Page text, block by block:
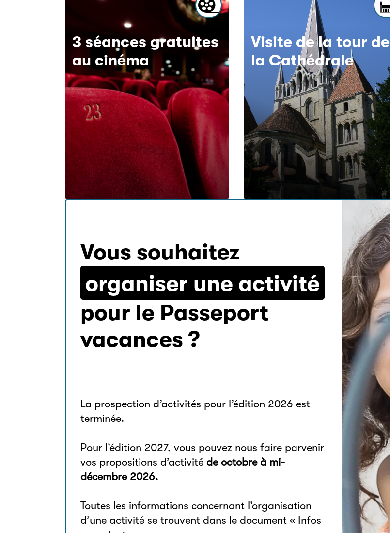
Vous souhaitez
organiser une activité
pour le Passeport
vacances ?
La prospection d’activités pour l’édition 2026 est
terminée.
Pour l’édition 2027, vous pouvez nous faire parvenir
vos propositions d’activitéde octobre à mi-
décembre 2026.
Toutes les informations concernant l’organisation
d’une activité se trouvent dans le document « Infos
3 séances gratuites
au cinéma
Visite de la tour de
la Cathédrale